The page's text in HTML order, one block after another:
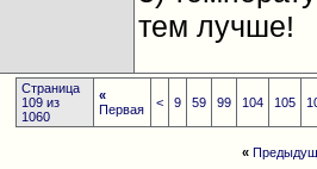
тем лучше!
Страница
109 из
1060
«
Первая
< 9 59 99 104 105
«